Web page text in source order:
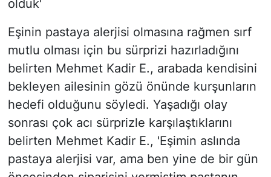
olduk'
Eşinin pastaya alerjisi olmasına rağmen sırf
mutlu olması için bu sürprizi hazırladığını
belirten Mehmet Kadir E., arabada kendisini
bekleyen ailesinin gözü önünde kurşunların
hedefi olduğunu söyledi. Yaşadığı olay
sonrası çok acı sürprizle karşılaştıklarını
belirten Mehmet Kadir E., 'Eşimin aslında
pastaya alerjisi var, ama ben yine de bir gün